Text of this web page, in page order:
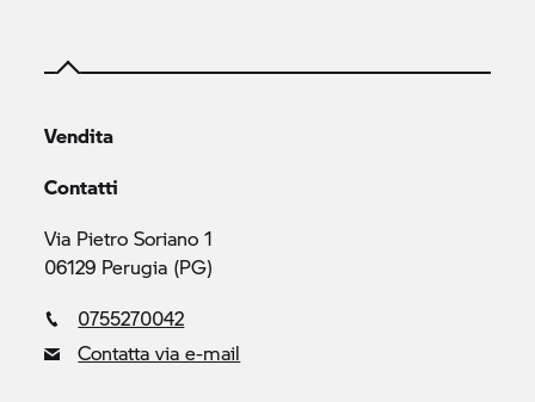
Vendita
Contatti
Via Pietro Soriano 1
06129 Perugia (PG)
0755270042
Contatta via e-mail